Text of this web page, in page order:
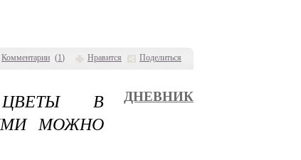
Комментарии (1) Нравится Поделиться
ЦВЕТЫ В
МОЖНО
ДНЕВНИК